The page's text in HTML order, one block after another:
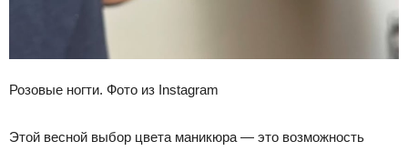
Розовые ногти. Фото из Instagram
Этой весной выбор цвета маникюра — это возможность